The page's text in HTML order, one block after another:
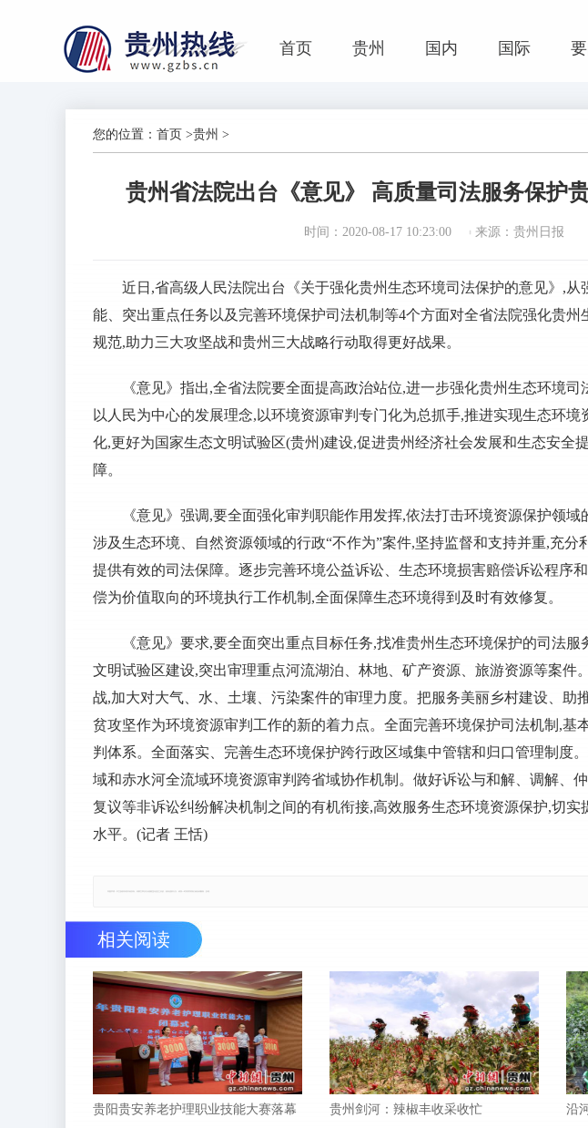
首页 贵州 国内 国际
您的位置： 首页 >贵州 >
贵州省法院出台《意见》 高质量司法服务保护
时间：2020-08-17 10:23:00 来源：贵州日报
近日,省高级人民法院出台《关于强化贵州生态环境司法保护的意见》,从
能、突出重点任务以及完善环境保护司法机制等4个方面对全省法院强化贵州
规范,助力三大攻坚战和贵州三大战略行动取得更好战果。
《意见》指出,全省法院要全面提高政治站位,进一步强化贵州生态环境
以人民为中心的发展理念,以环境资源审判专门化为总抓手,推进实现生态环
化,更好为国家生态文明试验区(贵州)建设,促进贵州经济社会发展和生态安全
障。
《意见》强调,要全面强化审判职能作用发挥,依法打击环境资源保护领
涉及生态环境、自然资源领域的行政“不作为”案件,坚持监督和支持并重,充分
提供有效的司法保障。逐步完善环境公益诉讼、生态环境损害赔偿诉讼程序
偿为价值取向的环境执行工作机制,全面保障生态环境得到及时有效修复。
《意见》要求,要全面突出重点目标任务,找准贵州生态环境保护的司法
文明试验区建设,突出审理重点河流湖泊、林地、矿产资源、旅游资源等案件
战,加大对大气、水、土壤、污染案件的审理力度。把服务美丽乡村建设、助
贫攻坚作为环境资源审判工作的新的着力点。全面完善环境保护司法机制,基
判体系。全面落实、完善生态环境保护跨行政区域集中管辖和归口管理制度
域和赤水河全流域环境资源审判跨省域协作机制。做好诉讼与和解、调解、
复议等非诉讼纠纷解决机制之间的有机衔接,高效服务生态环境资源保护,切实
水平。(记者 王恬)
相关阅读
贵阳贵安养老护理职业技能大赛落幕 贵州剑河：辣椒丰收采收忙 沿